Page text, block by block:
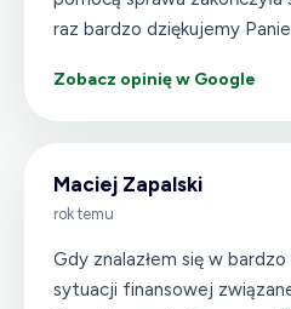
raz bardzo dziękujemy
Zobacz opinię w Google
Maciej Zapalski
rok temu
Gdy znalazłem się w
sytuacji finansowej